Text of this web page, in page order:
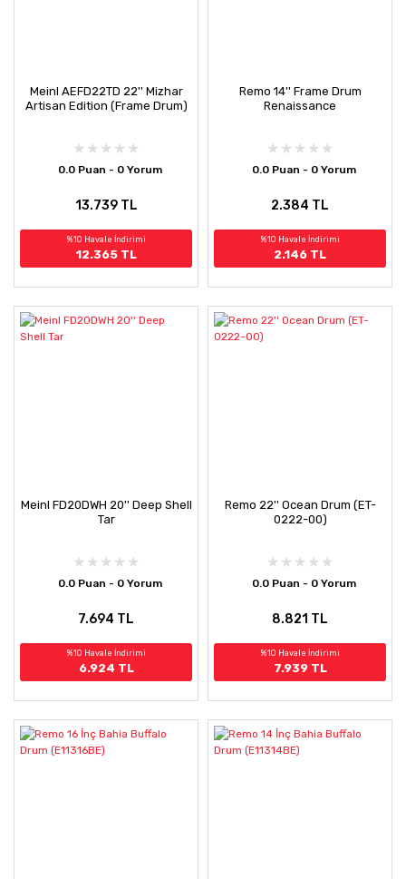
Meinl AEFD22TD 22'' Mizhar
Artisan Edition (Frame Drum)
0.0 Puan - 0 Yorum
13.739 TL
%10 Havale İndirimi
12.365 TL
Remo 14'' Frame Drum
Renaissance
0.0 Puan - 0 Yorum
2.384 TL
%10 Havale İndirimi
2.146 TL
Meinl FD20DWH 20'' Deep Shell
Tar
0.0 Puan - 0 Yorum
7.694 TL
%10 Havale İndirimi
6.924 TL
Remo 22'' Ocean Drum (ET-
0222-00)
0.0 Puan - 0 Yorum
8.821 TL
%10 Havale İndirimi
7.939 TL